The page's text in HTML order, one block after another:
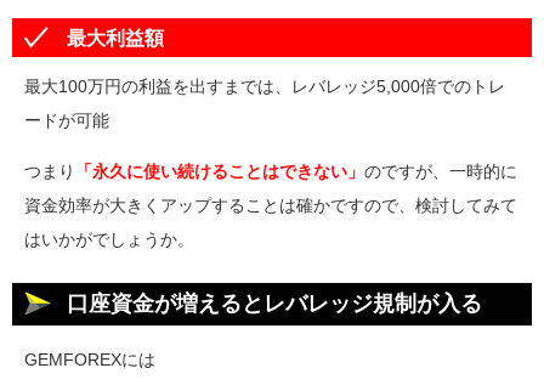
最大利益額
最大100万円の利益を出すまでは、レバレッジ5,000倍でのトレ
ードが可能
つまり 「永久に使い続けることはできない」 のですが、一時的に
資金効率が大きくアップすることは確かですので、検討してみて
はいかがでしょうか。
口座資金が増えるとレバレッジ規制が入る
GEMFOREXには